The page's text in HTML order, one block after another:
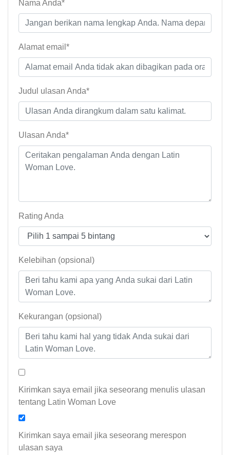
Nama Anda*
Alamat email*
Judul ulasan Anda*
Ulasan Anda*
Rating Anda
Kelebihan (opsional)
Kekurangan (opsional)
Kirimkan saya email jika seseorang menulis ulasan
tentang Latin Woman Love
Kirimkan saya email jika seseorang merespon
ulasan saya